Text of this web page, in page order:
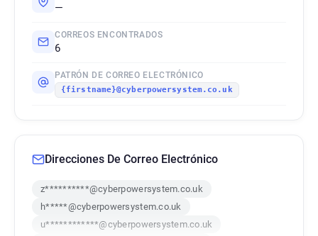
—
CORREOS ENCONTRADOS
6
PATRÓN DE CORREO ELECTRÓNICO
{firstname}@cyberpowersystem.co.uk
Direcciones De Correo Electrónico
z**********@cyberpowersystem.co.uk
h*****@cyberpowersystem.co.uk
u************@cyberpowersystem.co.uk